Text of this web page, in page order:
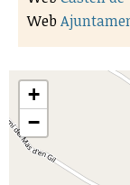
Web
+
−